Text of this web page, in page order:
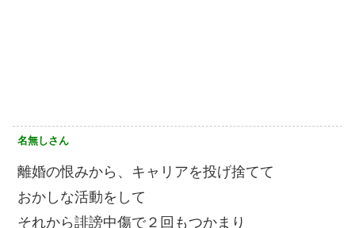
名無しさん
離婚の恨みから、キャリアを投げ捨てて
おかしな活動をして
それから誹謗中傷で２回もつかまり